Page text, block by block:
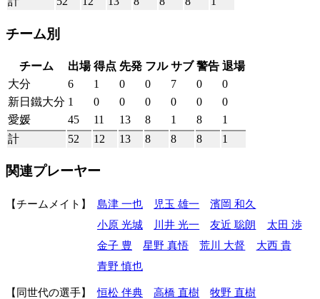
チーム別
チーム 出場 得点 先発 フル サブ 警告 退場
大分
6 1 0 0 7 0
0
新日鐵大分 1 0 0 0 0 0
0
愛媛
45 11 13 8 1 8
1
計
52 12 13 8 8 8 1
関連プレーヤー
チームメイト 島津 一也 児玉 雄一
濱岡 和久
小原 光城
川井 光一 友近 聡朗
太田 渉
金子 豊
星野 真悟 荒川 大督
大西 貴
青野 慎也
同世代の選手 恒松 伴典 高橋 直樹
牧野 直樹